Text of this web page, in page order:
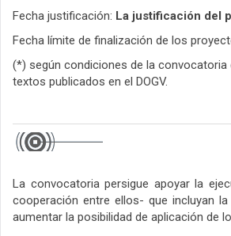
Fecha justificación: La justificación del
Fecha límite de finalización de los
(*) según condiciones de la convocatoria
textos publicados en el DOGV.
La convocatoria persigue apoyar la
cooperación entre ellos- que incluyan
aumentar la posibilidad de aplicación de